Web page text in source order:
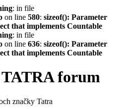
: in file
on line 580: sizeof(): Parameter
that implements Countable
: in file
on line 636: sizeof(): Parameter
that implements Countable
forum
značky Tatra